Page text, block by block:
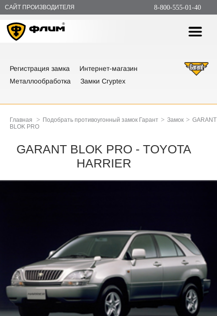
САЙТ ПРОИЗВОДИТЕЛЯ 8-800-555-01-40
Регистрация замка
Интернет-магазин
Металлообработка
Замки Cryptex
Главная > Подобрать противоугонный замок Гарант > Замок > GARANT
BLOK PRO
GARANT BLOK PRO - TOYOTA
HARRIER